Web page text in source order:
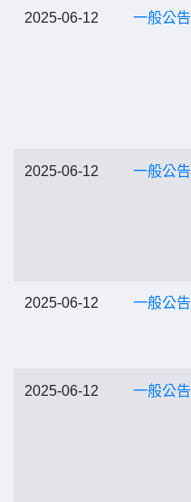
2025-06-12 一般公告
2025-06-12 一般公告
2025-06-12 一般公告
2025-06-12 一般公告